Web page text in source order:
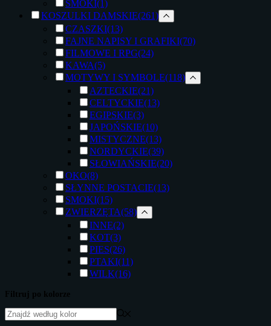
SMOKI(1)
KOSZULKI DAMSKIE(261)
CZASZKI(13)
FAJNE NAPISY I GRAFIKI(70)
FILMOWE I RPG(24)
KAWA(5)
MOTYWY I SYMBOLE(118)
AZTECKIE(21)
CELTYCKIE(13)
EGIPSKIE(3)
JAPOŃSKIE(10)
MISTYCZNE(13)
NORDYCKIE(39)
SŁOWIAŃSKIE(20)
OKO(8)
SŁYNNE POSTACIE(13)
SMOKI(15)
ZWIERZĘTA(58)
INNE(2)
KOT(3)
PIES(26)
PTAKI(11)
WILK(16)
Filtruj po kolorze